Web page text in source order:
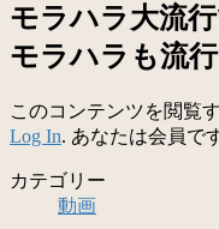
モラハラ大流
モラハラも流行
このコンテンツを閲覧
Log In. あなたは会員で
カテゴリー
動画